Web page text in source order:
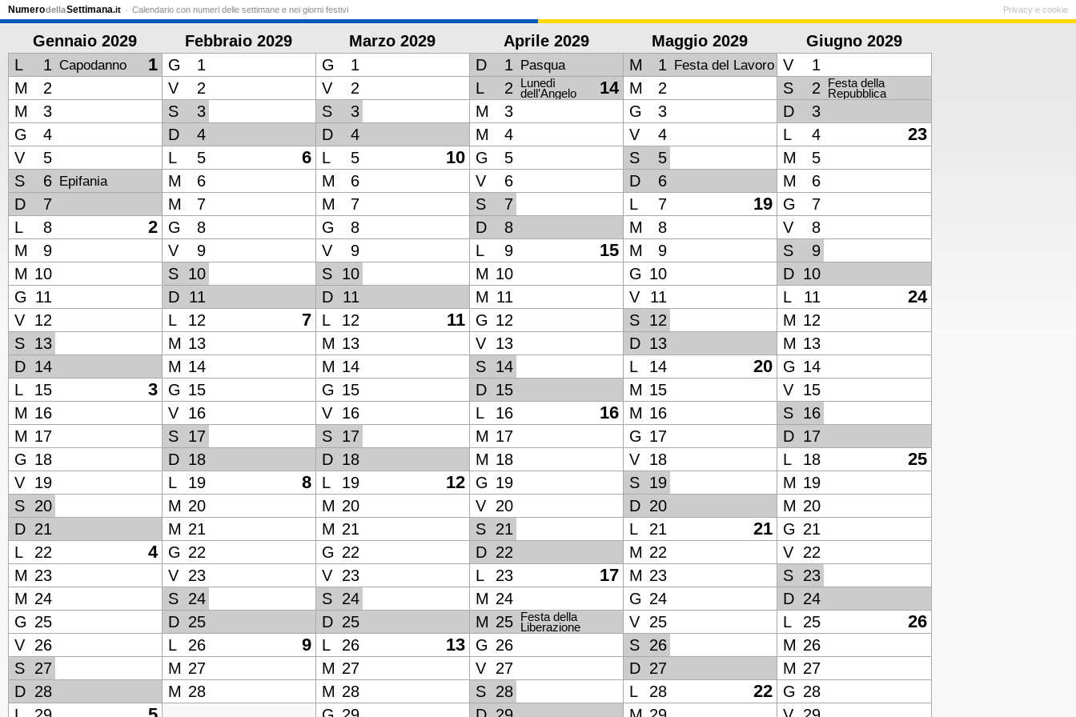
NumerodellaSettimana.it Calendario con numeri delle settimane e nei giorni festivi Privacy e cookie
Gennaio 2029 Febbraio 2029 Marzo 2029 Aprile 2029 Maggio 2029
Giugno 2029
L
1 1
Capodanno G 1 G 1 D 1 Pasqua M 1 Festa del Lavoro V
1
M
2 V 2 V 2 L 2 14
Lunedì
dell’Angelo M 2 S 2 Festa della
Repubblica
M 3 S 3 S 3 M 3 G 3 D
3
G
4 D 4 D 4 M 4 V 4 L 4 23
V 5 L 5 6 L 5 10 G 5 S 5 M
5
S
6 Epifania M 6 M 6 V 6 D 6 M
6
D
7 M 7 M 7 S 7 L 7 19 G
7
L
8 2 G 8 G 8 D 8 M 8 V
8
M
9 V 9 V 9 L 9 15 M 9 S
9
M 10 S 10 S 10 M 10 G 10 D 10
G 11 D 11 D 11 M 11 V 11 L 11 24
V 12 L 12 7 L 12 11 G 12 S 12 M 12
S
13 M 13 M 13 V 13 D 13 M 13
D 14 M 14 M 14 S 14 L 14 20 G 14
L
15 3 G 15 G 15 D 15 M 15 V
15
M 16 V 16 V 16 L 16 16 M 16 S
16
M 17 S 17 S 17 M 17 G 17 D 17
G 18 D 18 D 18 M 18 V 18 L 18 25
V 19 L 19 8 L 19 12 G 19 S 19 M 19
S
20 M 20 M 20 V 20 D 20 M 20
D 21 M 21 M 21 S 21 L 21 21 G 21
L
22 4 G 22 G 22 D 22 M 22 V
22
M 23 V 23 V 23 L 23 17 M 23 S
23
M 24 S 24 S 24 M 24 G 24 D 24
G 25 D 25 D 25 M 25 Festa della
Liberazione V 25 L 25 26
V 26 L 26 9 L 26 13 G 26 S 26 M 26
S
27 M 27 M 27 V 27 D 27 M 27
D 28 M 28 M 28 S 28 L 28 22 G 28